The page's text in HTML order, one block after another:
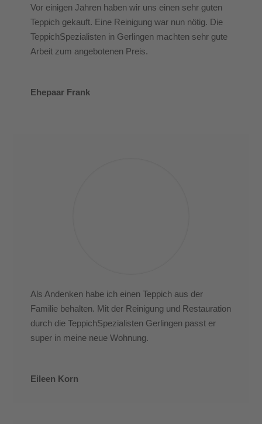
Vor einigen Jahren haben wir uns einen sehr guten
Teppich gekauft. Eine Reinigung war nun nötig. Die
TeppichSpezialisten in Gerlingen machten sehr gute
Arbeit zum angebotenen Preis.
Ehepaar Frank
Als Andenken habe ich einen Teppich aus der
Familie behalten. Mit der Reinigung und Restauration
durch die TeppichSpezialisten Gerlingen passt er
super in meine neue Wohnung.
Eileen Korn